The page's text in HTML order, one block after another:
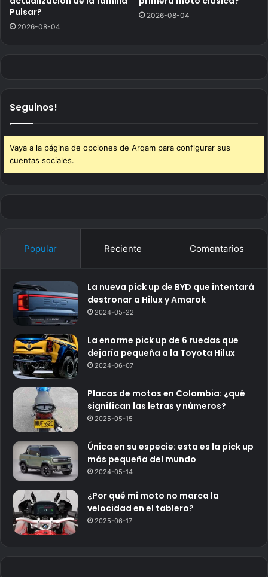
Pulsar?
2026-08-04
2026-08-04
Seguinos!
Vaya a la página de opciones de Arqam para configurar sus
cuentas sociales.
Popular Reciente Comentarios
La nueva pick up de BYD que intentará
destronar a Hilux y Amarok
2024-05-22
La enorme pick up de 6 ruedas que
dejaría pequeña a la Toyota Hilux
2024-06-07
Placas de motos en Colombia: ¿qué
significan las letras y números?
2025-05-15
Única en su especie: esta es la pick up
más pequeña del mundo
2024-05-14
¿Por qué mi moto no marca la
velocidad en el tablero?
2025-06-17